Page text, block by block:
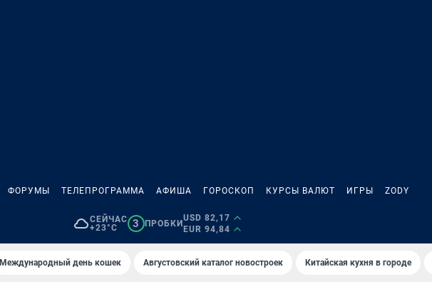
ФОРУМЫ ТЕЛЕПРОГРАММА АФИША ГОРОСКОП КУРСЫ ВАЛЮТ ИГРЫ ZODY
СЕЙЧАС
+23°C
3 ПРОБКИ
USD 82,17
EUR 94,84
Международный день кошек Августовский каталог новостроек Китайская кухня в городе